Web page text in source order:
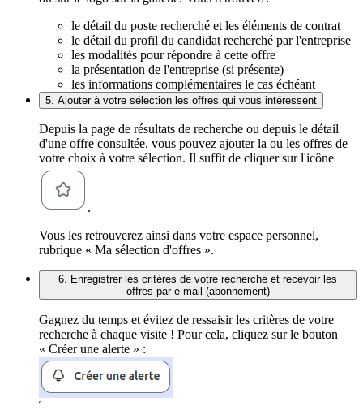
le détail du poste recherché et les éléments de contrat
le détail du profil du candidat recherché par l'entreprise
les modalités pour répondre à cette offre
la présentation de l'entreprise (si présente)
les informations complémentaires le cas échéant
5. Ajouter à votre sélection les offres qui vous intéressent
Depuis la page de résultats de recherche ou depuis le détail
d'une offre consultée, vous pouvez ajouter la ou les offres de
votre choix à votre sélection. Il suffit de cliquer sur l'icône
.
Vous les retrouverez ainsi dans votre espace personnel,
rubrique « Ma sélection d'offres ».
6. Enregistrer les critères de votre recherche et recevoir les
offres par e-mail (abonnement)
Gagnez du temps et évitez de ressaisir les critères de votre
recherche à chaque visite ! Pour cela, cliquez sur le bouton
« Créer une alerte » :